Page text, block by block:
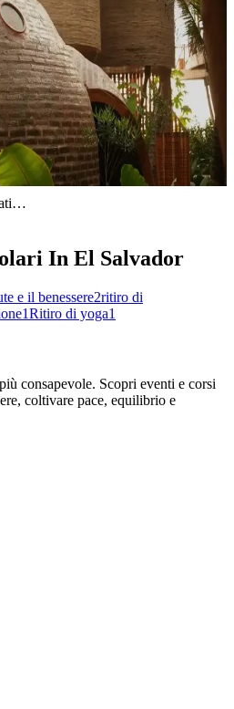
di vapore mesoamericano,
e crescita spirituale. All’interno di
riunisce i partecipanti att...
In El Salvador
e il benessere2ritiro di
1Ritiro di yoga1
consapevole. Scopri eventi e corsi
coltivare pace, equilibrio e